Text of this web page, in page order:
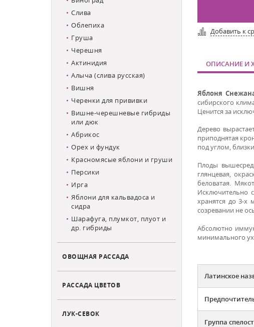
Слива
Облепиха
Груша
Черешня
Актинидия
Алыча (слива русская)
Вишня
Черенки для прививки
Вишне-черешневые гибриды
или дюк
Абрикос
Орех и фундук
Красномясые яблони и груши
Персики
Ирга
Яблони для кальвадоса и
сидра
Шарафуга, плумкот, плуот и
др. гибриды
ОВОЩНАЯ РАССАДА
РАССАДА ЦВЕТОВ
ЛУК-СЕВОК
Добавить к
ОПИСАНИЕ И
Яблоня
сибирского
Ценится за
Дерево
приподнятая
под углом,
Плоды
глянцевая,
беловатая.
Исключительно
хранятся до 3-х
созревании не
Абсолютно
минимального
Латинское
Группа